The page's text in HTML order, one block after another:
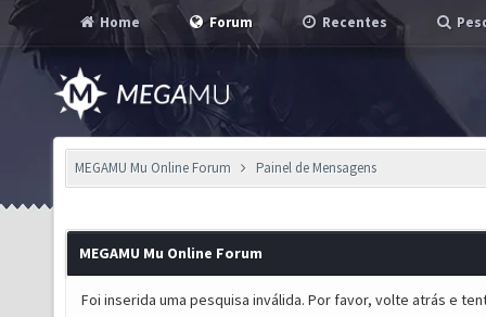
Home Forum Recentes
MEGAMU Mu Online Forum Painel de Mensagens
MEGAMU Mu Online Forum
Foi inserida uma pesquisa inválida. Por favor, volte atrás e